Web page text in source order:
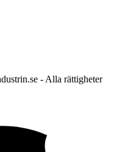
- Alla rättigheter